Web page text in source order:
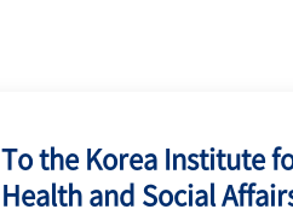
To the Korea Institute
Health and Social